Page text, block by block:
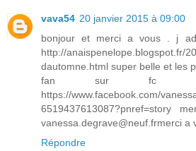
vava54 20 janvier 2015 à 09:00
bonjour et merci a vous . j
http://anaispenelope.blogspot.fr/
dautomne.html super belle et les
fan sur fc
https://www.facebook.com/
6519437613087?pnref=story
vanessa.degrave@neuf.frmerci a
Répondre